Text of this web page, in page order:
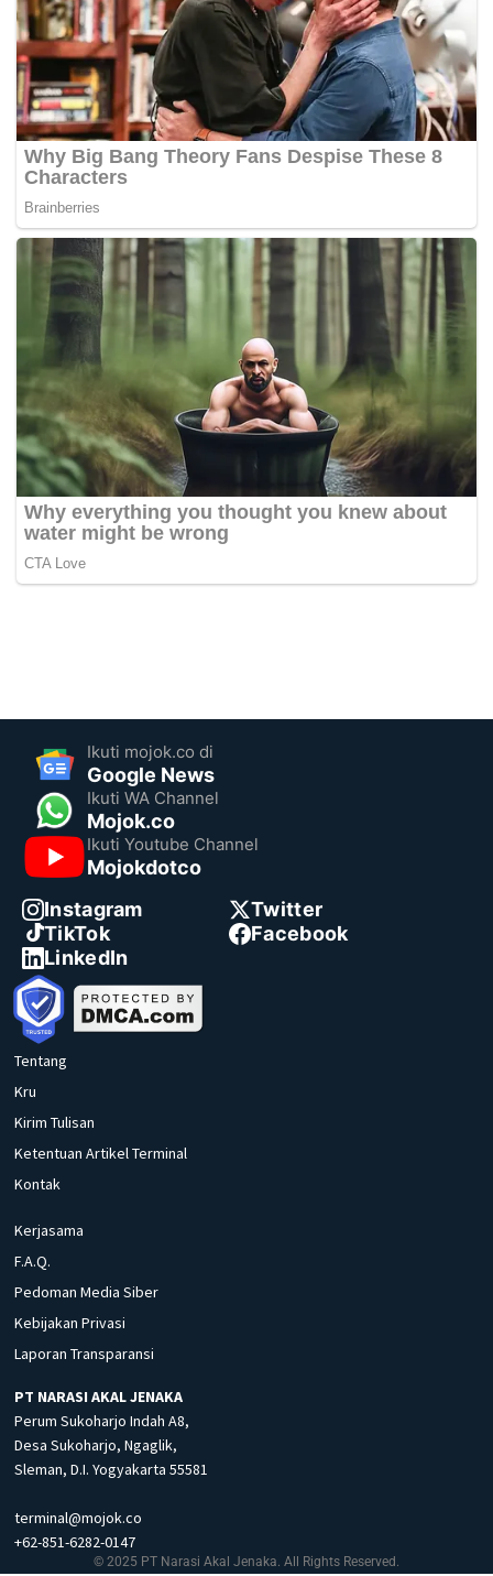
Ikuti mojok.co di
Google News
Ikuti WA Channel
Mojok.co
Ikuti Youtube Channel
Mojokdotco
Instagram
Twitter
TikTok
Facebook
LinkedIn
Tentang
Kru
Kirim Tulisan
Ketentuan Artikel Terminal
Kontak
Kerjasama
F.A.Q.
Pedoman Media Siber
Kebijakan Privasi
Laporan Transparansi
PT NARASI AKAL JENAKA
Perum Sukoharjo Indah A8,
Desa Sukoharjo, Ngaglik,
Sleman, D.I. Yogyakarta 55581
terminal@mojok.co
+62-851-6282-0147
© 2025 PT Narasi Akal Jenaka. All Rights Reserved.